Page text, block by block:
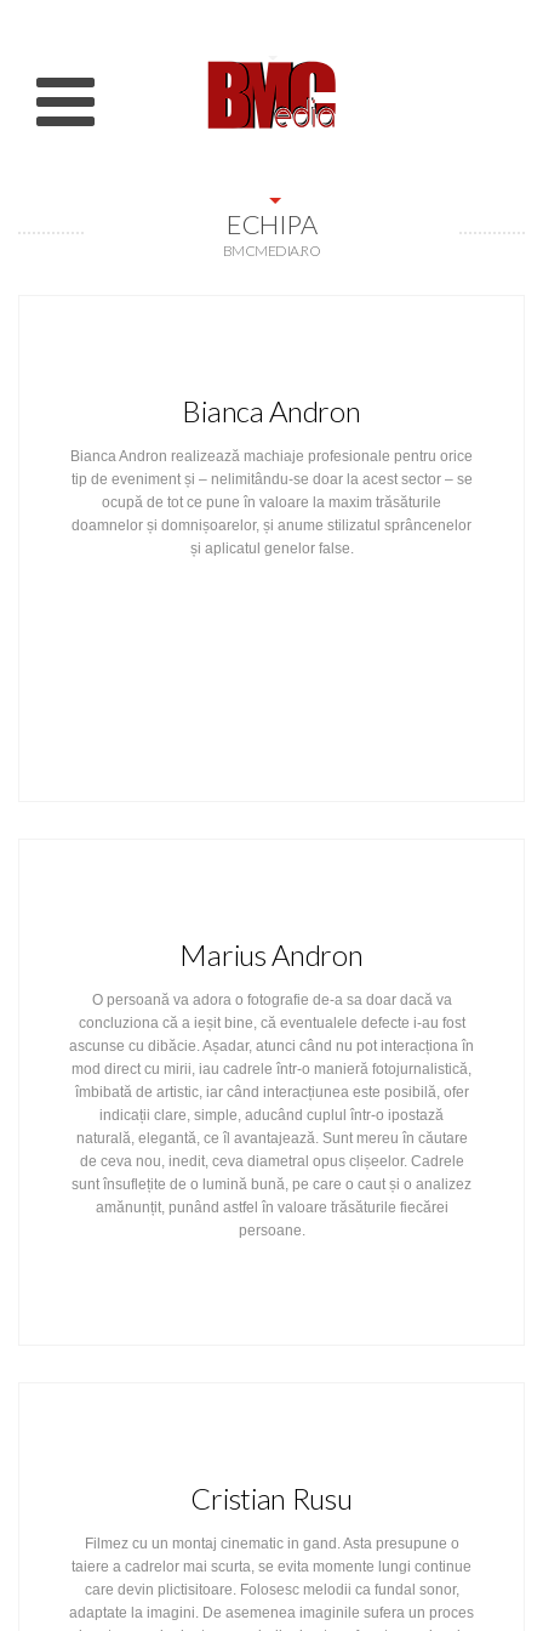
ECHIPA
BMCMEDIA.RO
Bianca Andron
Bianca Andron realizează machiaje profesionale pentru orice
tip de eveniment și – nelimitându-se doar la acest sector – se
ocupă de tot ce pune în valoare la maxim trăsăturile
doamnelor și domnișoarelor, și anume stilizatul sprâncenelor
și aplicatul genelor false.
Marius Andron
O persoană va adora o fotografie de-a sa doar dacă va
concluziona că a ieșit bine, că eventualele defecte i-au fost
ascunse cu dibăcie. Așadar, atunci când nu pot interacționa în
mod direct cu mirii, iau cadrele într-o manieră fotojurnalistică,
îmbibată de artistic, iar când interacțiunea este posibilă, ofer
indicații clare, simple, aducând cuplul într-o ipostază
naturală, elegantă, ce îl avantajează. Sunt mereu în căutare
de ceva nou, inedit, ceva diametral opus clișeelor. Cadrele
sunt însuflețite de o lumină bună, pe care o caut și o analizez
amănunțit, punând astfel în valoare trăsăturile fiecărei
persoane.
Cristian Rusu
Filmez cu un montaj cinematic in gand. Asta presupune o
taiere a cadrelor mai scurta, se evita momente lungi continue
care devin plictisitoare. Folosesc melodii ca fundal sonor,
adaptate la imagini. De asemenea imaginile sufera un proces